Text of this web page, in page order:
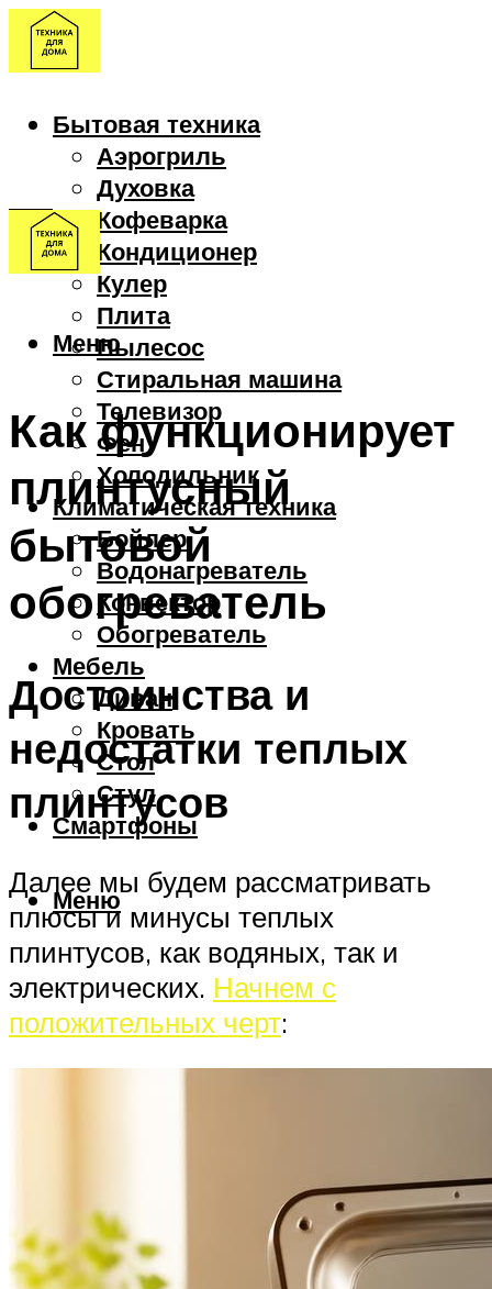
Бытовая техника
Аэрогриль
Духовка
Кофеварка
Кондиционер
Кулер
Плита
Пылесос
Стиральная машина
Телевизор
Фен
Холодильник
Климатическая техника
Бойлер
Водонагреватель
Конвектор
Обогреватель
Мебель
Диван
Кровать
Стол
Стул
Смартфоны
Меню
Меню
Как функционирует
плинтусный
бытовой
обогреватель
Достоинства и
недостатки теплых
плинтусов
Далее мы будем рассматривать
плюсы и минусы теплых
плинтусов, как водяных, так и
электрических. Начнем с
положительных черт: